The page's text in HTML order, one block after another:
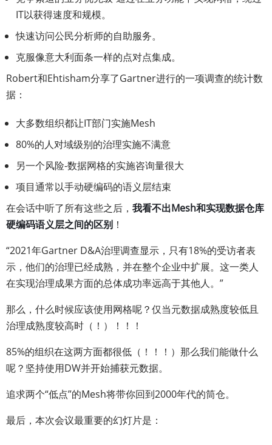
IT以获得速度和规模。
快速访问公民分析师的自助服务。
克服像意大利面条一样的点对点集成。
Robert和Ehtisham分享了Gartner进行的一项调查的统计数
据：
大多数组织都让IT部门实施Mesh
80%的人对域级别的治理实施不满意
另一个风险-数据网格的实施咨询量很大
项目通常以手动硬编码的语义层结束
在会话中听了所有这些之后， 我看不出Mesh和实现数据仓库
硬编码语义层之间的区别 ！
“2021年Gartner D&A治理调查显示，只有18%的受访者表
示，他们的治理已经成熟，并在整个企业中扩展。这一类人
在实现治理成果方面的总体成功率远高于其他人。”
那么，什么时候应该使用网格呢？仅当元数据成熟度较低且
治理成熟度较高时（！）！！！
85%的组织在这两方面都很低（！！！）那么我们能做什么
呢？坚持使用DW并开始捕获元数据。
追求两个“低点”的Mesh将带你回到2000年代的筒仓。
最后，本次会议最重要的幻灯片是：